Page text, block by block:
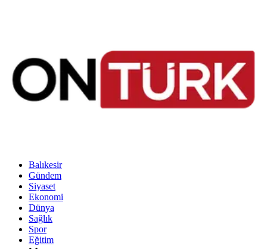
Balıkesir
Gündem
Siyaset
Ekonomi
Dünya
Sağlık
Spor
Eğitim